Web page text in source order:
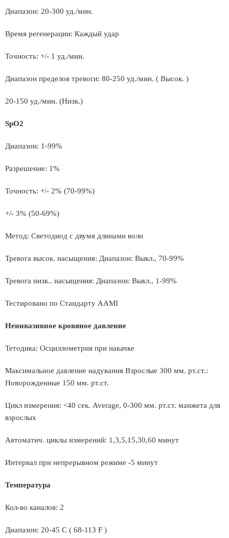
Диапазон: 20-300 уд./мин.
Время регенерации: Каждый удар
Точность: +/- 1 уд./мин.
Диапазон пределов тревоги: 80-250 уд./мин. ( Высок. )
20-150 уд./мин. (Низк.)
SpO2
Диапазон: 1-99%
Разрешение: 1%
Точность: +/- 2% (70-99%)
+/- 3% (50-69%)
Метод: Светодиод с двумя длинами волн
Тревога высок. насыщения: Диапазон: Выкл., 70-99%
Тревога низк.. насыщения: Диапазон: Выкл., 1-99%
Тестировано по Стандарту AAMI
Неинвазивное кровяное давление
Тетодика: Осциллометрия при накачке
Максимальное давление надувания Взрослые 300 мм. рт.ст.:
Новорожденные 150 мм. рт.ст.
Цикл измерения: <40 сек. Average, 0-300 мм. рт.ст. манжета для
взрослых
Автоматич. циклы измерений: 1,3,5,15,30,60 минут
Интервал при непрерывном режиме -5 минут
Температура
Кол-во каналов: 2
Диапазон: 20-45 C ( 68-113 F )